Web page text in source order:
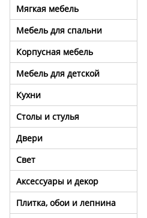
Мягкая мебель
Мебель для спальни
Корпусная мебель
Мебель для детской
Кухни
Столы и стулья
Двери
Свет
Аксессуары и декор
Плитка, обои и лепнина